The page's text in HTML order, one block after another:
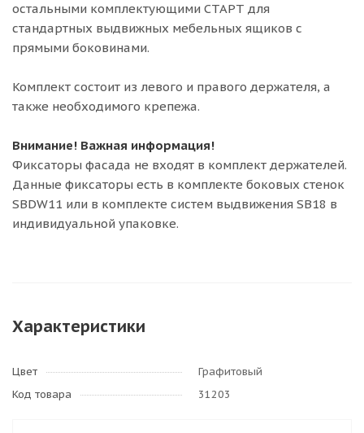
остальными комплектующими СТАРТ для
стандартных выдвижных мебельных ящиков с
прямыми боковинами.
Комплект состоит из левого и правого держателя, а
также необходимого крепежа.
Внимание! Важная информация!
Фиксаторы фасада не входят в комплект держателей.
Данные фиксаторы есть в комплекте боковых стенок
SBDW11 или в комплекте систем выдвижения SB18 в
индивидуальной упаковке.
Характеристики
Цвет
Графитовый
Код товара
31203